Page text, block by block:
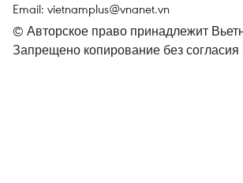
Email: vietnamplus@vnanet.vn
© Авторское право принадлежит
Запрещено копирование без